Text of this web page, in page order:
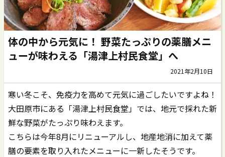
体の中から元気に！ 野菜たっぷりの薬膳メニ
ューが味わえる「湯津上村民食堂」へ
2021年2月10日
寒い冬こそ、免疫力を高めて元気に過ごしたいですよね！
大田原市にある「湯津上村民食堂」では、地元で採れた新
鮮な野菜がたっぷり味わえます。
こちらは今年8月にリニューアルし、地産地消に加えて薬
膳の要素を取り入れたメニューに一新したそうです。